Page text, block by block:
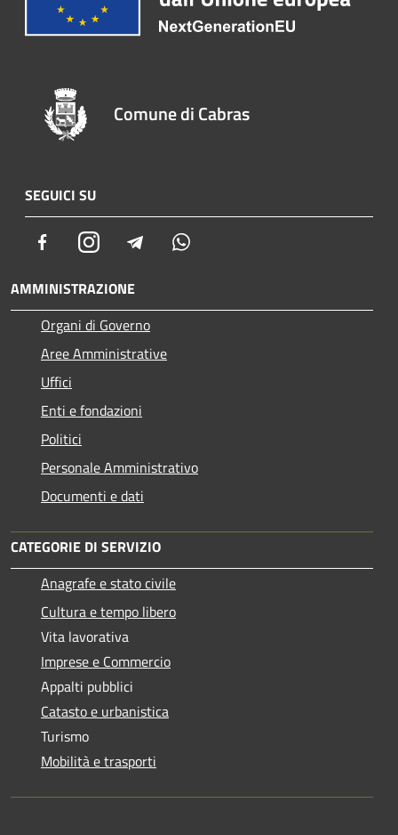
Comune di Cabras
SEGUICI SU
FacebookInstagram Telegram
AMMINISTRAZIONE
Organi di Governo
Aree Amministrative
Uffici
Enti e fondazioni
Politici
Personale Amministrativo
Documenti e dati
CATEGORIE DI SERVIZIO
Anagrafe e stato civile
Cultura e tempo libero
Vita lavorativa
Imprese e Commercio
Appalti pubblici
Catasto e urbanistica
Turismo
Mobilità e trasporti